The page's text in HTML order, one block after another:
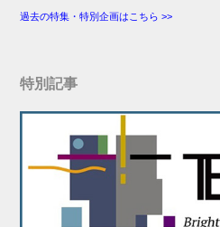
過去の特集・特別企画はこちら >>
特別記事